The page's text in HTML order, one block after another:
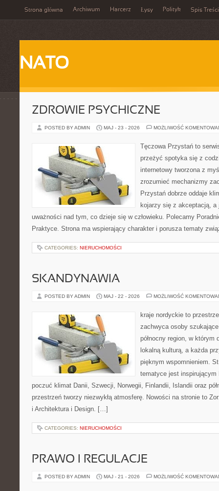
Strona główna Archiwum Harcerz Łysy Polityk Spis Treści
NATO
ZDROWIE PSYCHICZNE
POSTED BY ADMIN MAJ - 23 - 2026 MOŻLIWOŚĆ
Tęczowa Przystań to
przeżyć spotyka się z
internetowy tworzona z
zrozumieć mechanizmy
Przystań dobrze oddaje
kojarzy się z akceptacją,
uważności nad tym, co dzieje się w człowieku. Polecamy
Praktyce. Strona ma wspierający charakter i porusza tematy
CATEGORIES: NIERUCHOMOŚCI
SKANDYNAWIA
POSTED BY ADMIN MAJ - 22 - 2026 MOŻLIWOŚĆ
kraje nordyckie to
zachwyca osoby
północny region, w
lokalną kulturą, a każda
pięknym wspomnieniem.
tematyce jest inspirującym
poczuć klimat Danii, Szwecji, Norwegii, Finlandii, Islandii oraz
przestrzeń tworzy niezwykłą atmosferę. Nowości na stronie to
i Architektura i Design. […]
CATEGORIES: NIERUCHOMOŚCI
PRAWO I REGULACJE
POSTED BY ADMIN MAJ - 21 - 2026 MOŻLIWOŚĆ